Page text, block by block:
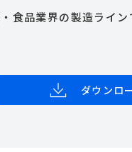
食品業界の製造ライン
ダウンロ